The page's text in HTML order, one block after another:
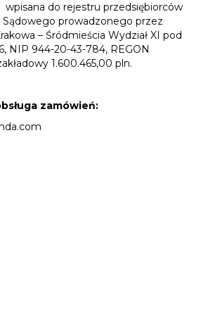
wpisana do rejestru przedsiębiorców
prowadzonego przez
– Śródmieścia Wydział XI pod
NIP 944-20-43-784, REGON
1.600.465,00 pln.
zamówień: